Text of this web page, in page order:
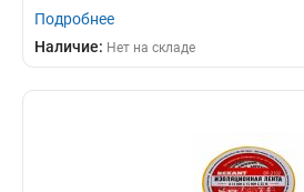
Подробнее
Наличие: Нет на складе